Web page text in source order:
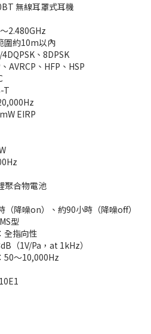
無線耳罩式耳機
2.480GHz
圍約10m以內
、8DPSK
AVRCP、HFP、HSP
T
EIRP
聚合物電池
（降噪on）、約90小時（降噪off）
型
全指向性
（1V/Pa，at 1kHz）
50～10,000Hz